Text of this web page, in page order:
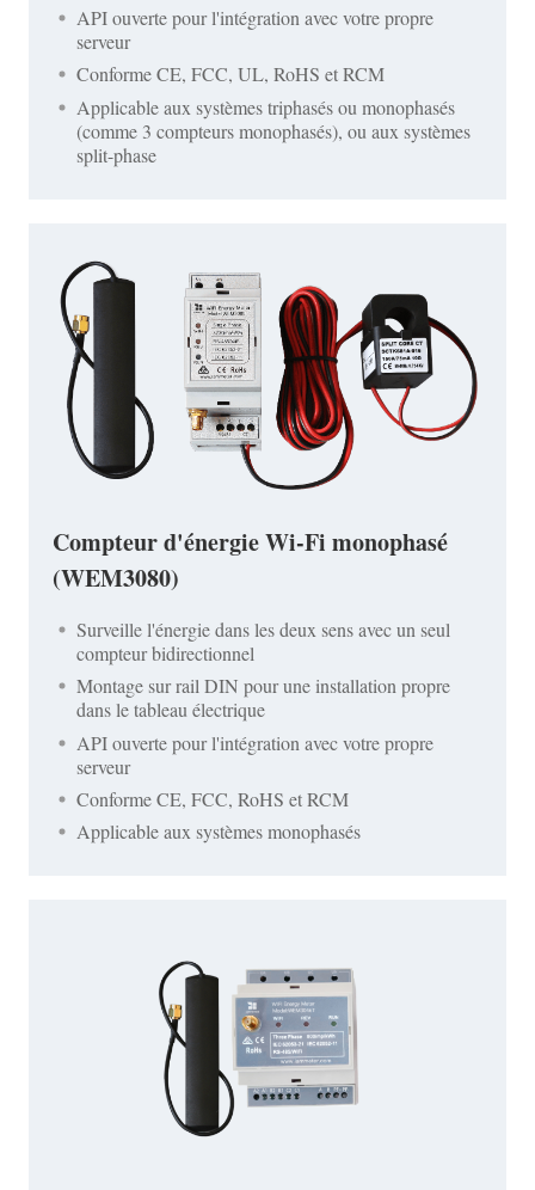
API ouverte pour l'intégration avec votre propre
serveur
Conforme CE, FCC, UL, RoHS et RCM
Applicable aux systèmes triphasés ou monophasés
(comme 3 compteurs monophasés), ou aux systèmes
split-phase
Compteur d'énergie Wi-Fi monophasé
(WEM3080)
Surveille l'énergie dans les deux sens avec un seul
compteur bidirectionnel
Montage sur rail DIN pour une installation propre
dans le tableau électrique
API ouverte pour l'intégration avec votre propre
serveur
Conforme CE, FCC, RoHS et RCM
Applicable aux systèmes monophasés